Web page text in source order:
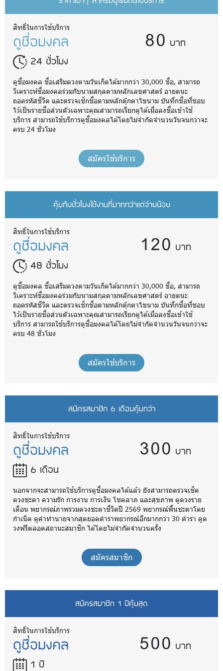
สิทธิ์ในการใช้บริการ
ดูชื่อมงคล
24 ชั่วโมง
80 บาท
ดูชื่อมงคล ชื่อเสริมดวงตามวันเกิดได้มากกว่า 30,000 ชื่อ, สามารถ
วิเคราะห์ชื่อมงคลร่วมกับนามสกุลตามหลักเลขศาสตร์ อายตนะ
ถอดรหัสชีวิต และตรวจเช็กชื่อตามหลักตุ๊กตาไขนาม บันทึกชื่อที่ชอบ
ไว้เป็นรายชื่อส่วนตัวเฉพาะคุณสามารถเรียกดูได้เมื่อลงชื่อเข้าใช้
บริการ สามารถใช้บริการดูชื่อมงคลได้โดยไม่จำกัดจำนวนวันจนกว่าจะ
ครบ 24 ชั่วโมง
สมัครใช้บริการ
คุ้มกับชั่วโมงใช้งานที่มากกว่าแต่จ่ายน้อย
สิทธิ์ในการใช้บริการ
ดูชื่อมงคล
48 ชั่วโมง
120 บาท
ดูชื่อมงคล ชื่อเสริมดวงตามวันเกิดได้มากกว่า 30,000 ชื่อ, สามารถ
วิเคราะห์ชื่อมงคลร่วมกับนามสกุลตามหลักเลขศาสตร์ อายตนะ
ถอดรหัสชีวิต และตรวจเช็กชื่อตามหลักตุ๊กตาไขนาม บันทึกชื่อที่ชอบ
ไว้เป็นรายชื่อส่วนตัวเฉพาะคุณสามารถเรียกดูได้เมื่อลงชื่อเข้าใช้
บริการ สามารถใช้บริการดูชื่อมงคลได้โดยไม่จำกัดจำนวนวันจนกว่าจะ
ครบ 48 ชั่วโมง
สมัครใช้บริการ
สมัครสมาชิก 6 เดือนคุ้มกว่า
สิทธิ์ในการใช้บริการ
ดูชื่อมงคล
6 เดือน
300 บาท
นอกจากจะสามารถใช้บริการดูชื่อมงคลได้แล้ว ยังสามารถตรวจเช็ค
ดวงชะตา ความรัก การงาน การเงิน โชคลาภ และสุขภาพ ดูดวงราย
เดือน พยากรณ์ภาพรวมดวงชะตาชีวิตปี 2569 พยากรณ์พื้นชะตาโดย
กำเนิด ดูคำทำนายจากสุดยอดตำราพยากรณ์อีกมากกว่า 30 ตำรา ดูด
วงฟรีตลอดสถานะสมาชิก ได้โดยไม่จำกัดจำนวนครั้ง
สมัครสมาชิก
สมัครสมาชิก 1 ปีคุ้มสุด
สิทธิ์ในการใช้บริการ
ดูชื่อมงคล
1 ปี
500 บาท